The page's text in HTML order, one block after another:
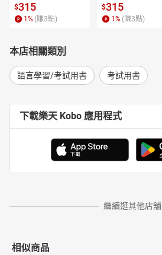
$315
1 % (賺3點)
$315
1 % (賺3點)
本店相關類別
語言學習/考試用書 考試用書
下載樂天 Kobo 應用程式
繼續逛其他店舖
相似商品